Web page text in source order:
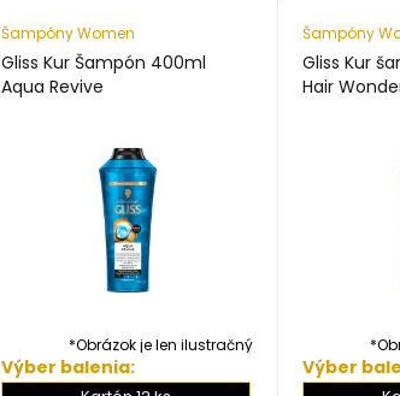
Šampóny Women
Gliss Kur Šampón 400ml
Aqua Revive
*Obrázok je len ilustračný
Výber balenia:
Šampóny
Gliss Kur
Hair
Výber